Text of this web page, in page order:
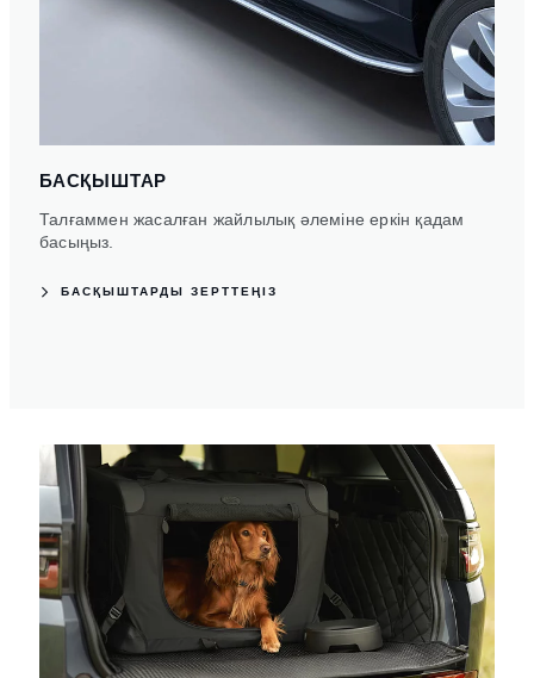
БАСҚЫШТАР
Талғаммен жасалған жайлылық әлеміне еркін қадам
басыңыз.
БАСҚЫШТАРДЫ ЗЕРТТЕҢІЗ